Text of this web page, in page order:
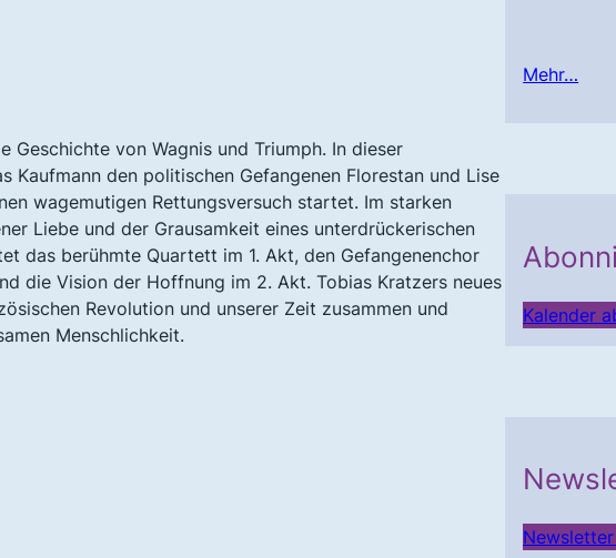
Geschichte von Wagnis und Triumph. In dieser
den politischen Gefangenen Florestan und Lise
wagemutigen Rettungsversuch startet. Im starken
Liebe und der Grausamkeit eines unterdrückerischen
das berühmte Quartett im 1. Akt, den Gefangenenchor
die Vision der Hoffnung im 2. Akt. Tobias Kratzers neues
Revolution und unserer Zeit zusammen und
Menschlichkeit.
Mehr…
Kalender